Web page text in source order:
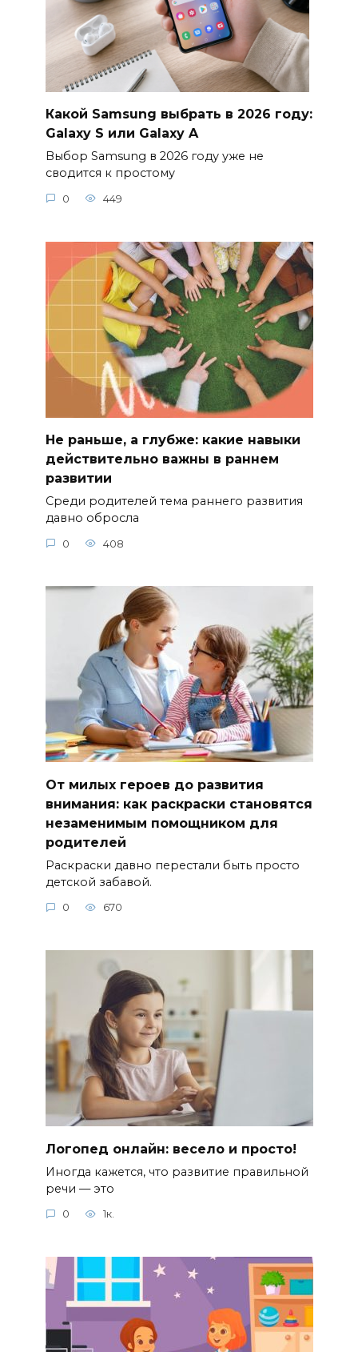
Какой Samsung выбрать в 2026 году:
Galaxy S или Galaxy A
Выбор Samsung в 2026 году уже не
сводится к простому
0 449
Не раньше, а глубже: какие навыки
действительно важны в раннем
развитии
Среди родителей тема раннего развития
давно обросла
0 408
От милых героев до развития
внимания: как раскраски становятся
незаменимым помощником для
родителей
Раскраски давно перестали быть просто
детской забавой.
0 670
Логопед онлайн: весело и просто!
Иногда кажется, что развитие правильной
речи — это
0 1к.